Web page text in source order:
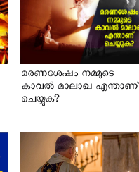
മരണശേഷം നമ്മുടെ
കാവല്‍ മാലാഖ എന്താണ്
ചെയ്യുക?